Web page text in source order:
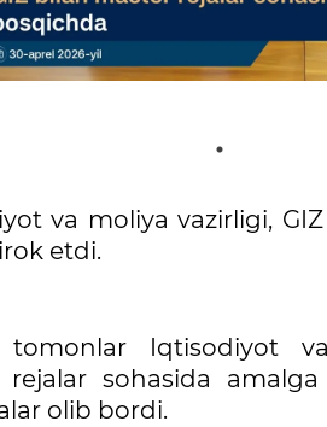
va moliya vazirligi,
etdi.
tomonlar Iqtisodiyot
sohasida
olib bordi.